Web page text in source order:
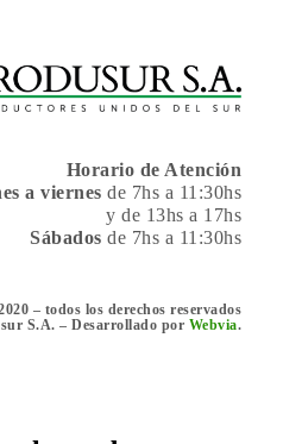
Horario de Atención
a viernes de 7hs a 11:30hs
y de 13hs a 17hs
Sábados de 7hs a 11:30hs
– todos los derechos reservados
S.A. – Desarrollado por Webvia.